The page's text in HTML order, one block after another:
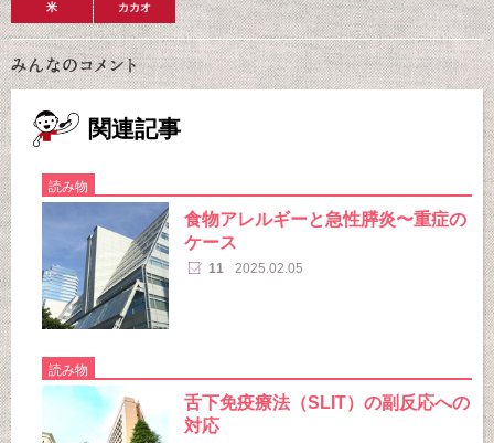
米 カカオ
関連記事
読み物
食物アレルギーと急性膵炎〜重症の
ケース
11 2025.02.05
読み物
舌下免疫療法（SLIT）の副反応への
対応